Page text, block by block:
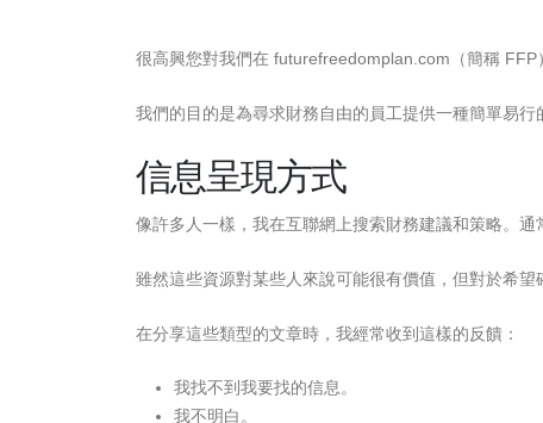
很高興您對我們在 futurefreedomplan.com（簡稱 FFP
我們的目的是為尋求財務自由的員工提供一種簡單易
信息呈現方式
像許多人一樣，我在互聯網上搜索財務建議和策略。
雖然這些資源對某些人來說可能很有價值，但對於希
在分享這些類型的文章時，我經常收到這樣的反饋：
我找不到我要找的信息。
我不明白。